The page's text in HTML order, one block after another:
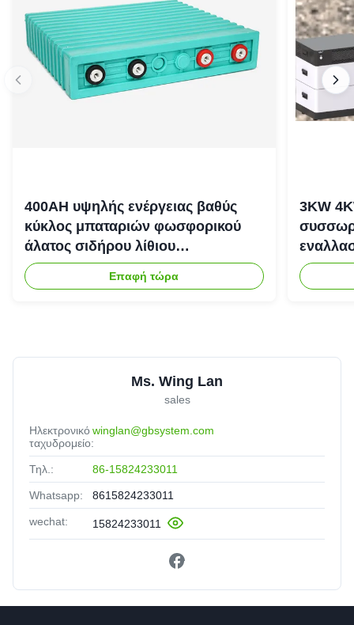
400AH υψηλής ενέργειας βαθύς
κύκλος μπαταριών φωσφορικού
άλατος σιδήρου λίθιου
επανακαταλογηστέος
Επαφή τώρα
3KW
Ms. Wing Lan
sales
Ηλεκτρονικό
ταχυδρομείο:
winglan@gbsystem.com
Τηλ.: 86-15824233011
Whatsapp: 8615824233011
wechat: 15824233011